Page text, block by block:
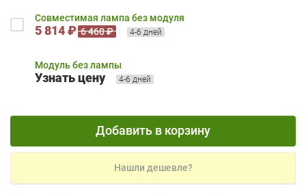
Совместимая лампа без модуля
5 814 ₽ 6 460 ₽ 4-6 дней
Модуль без лампы
Узнать цену 4-6 дней
Добавить в корзину
Нашли дешевле?